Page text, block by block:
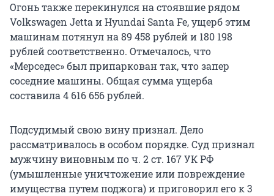
Огонь также перекинулся на стоявшие рядом
Volkswagen Jetta и Hyundai Santa Fe, ущерб этим
машинам потянул на 89 458 рублей и 180 198
рублей соответственно. Отмечалось, что
«Мерседес» был припаркован так, что запер
соседние машины. Общая сумма ущерба
составила 4 616 656 рублей.
Подсудимый свою вину признал. Дело
рассматривалось в особом порядке. Суд признал
мужчину виновным по ч. 2 ст. 167 УК РФ
(умышленные уничтожение или повреждение
имущества путем поджога) и приговорил его к 3